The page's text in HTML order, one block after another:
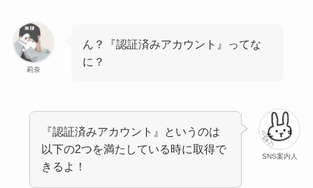
莉奈
ん？『認証済みアカウント』ってな
に？
SNS案内人
『認証済みアカウント』というのは
以下の2つを満たしている時に取得で
きるよ！